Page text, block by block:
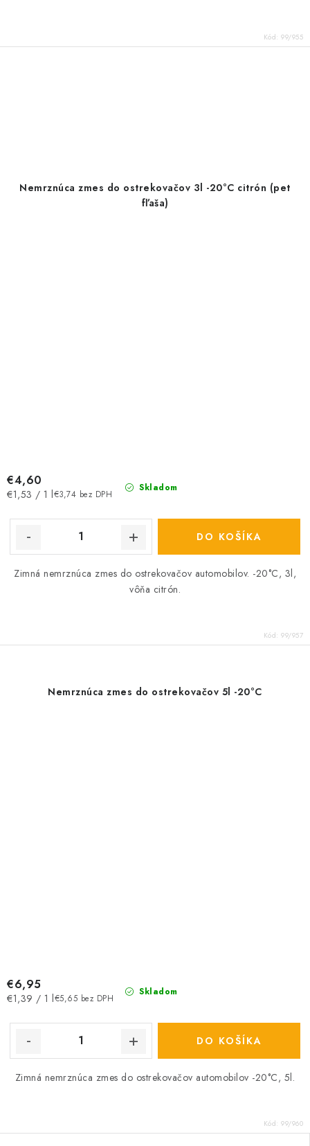
Kód: 99/955
Nemrznúca zmes do ostrekovačov 3l -20°C citrón (pet
fľaša)
Skladom
€3,74 bez DPH
€4,60
Jednotková
€1,53 / 1 l
DO KOŠÍKA
Zimná nemrznúca zmes do ostrekovačov automobilov. -20°C, 3l,
vôňa citrón.
Kód: 99/957
Nemrznúca zmes do ostrekovačov 5l -20°C
Skladom
€5,65 bez DPH
€6,95
Jednotková
€1,39 / 1 l
DO KOŠÍKA
Zimná nemrznúca zmes do ostrekovačov automobilov -20°C, 5l.
Kód: 99/960